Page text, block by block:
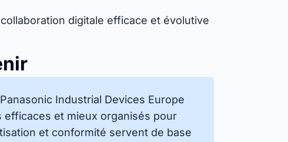
digitale efficace et évolutive
Industrial Devices Europe
et mieux organisés pour
et conformité servent de base